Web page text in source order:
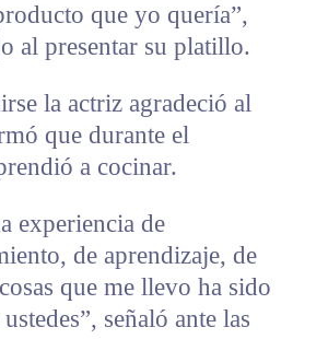
que yo quería”,
al presentar su platillo.
la actriz agradeció al
que durante el
a cocinar.
experiencia de
de aprendizaje, de
que me llevo ha sido
señaló ante las